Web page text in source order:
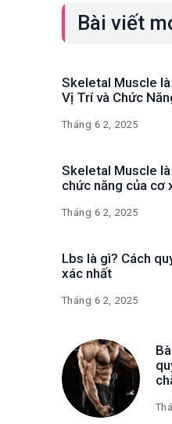
Bài viết
Skeletal Muscle là
Vị Trí và Chức
Tháng 6 2, 2025
Skeletal Muscle
chức năng của cơ
Tháng 6 2, 2025
Lbs là gì? Cách
xác nhất
Tháng 6 2, 2025